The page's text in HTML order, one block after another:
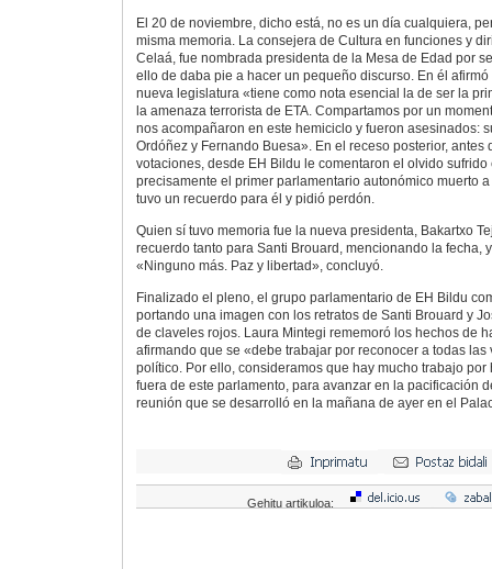
El 20 de noviembre, dicho está, no es un día cualquiera,
misma memoria. La consejera de Cultura en funciones y
Celaá, fue nombrada presidenta de la Mesa de Edad por
ello de daba pie a hacer un pequeño discurso. En él
nueva legislatura «tiene como nota esencial la de ser la
la amenaza terrorista de ETA. Compartamos por un
nos acompañaron en este hemiciclo y fueron asesinados:
Ordóñez y Fernando Buesa». En el receso posterior, antes
votaciones, desde EH Bildu le comentaron el olvido
precisamente el primer parlamentario autonómico muerto
tuvo un recuerdo para él y pidió perdón.
Quien sí tuvo memoria fue la nueva presidenta, Bakartxo
recuerdo tanto para Santi Brouard, mencionando la fecha,
«Ninguno más. Paz y libertad», concluyó.
Finalizado el pleno, el grupo parlamentario de EH Bildu
portando una imagen con los retratos de Santi Brouard y
de claveles rojos. Laura Mintegi rememoró los hechos de
afirmando que se «debe trabajar por reconocer a todas las
político. Por ello, consideramos que hay mucho trabajo por
fuera de este parlamento, para avanzar en la pacificación
reunión que se desarrolló en la mañana de ayer en el
Gehitu artikuloa: